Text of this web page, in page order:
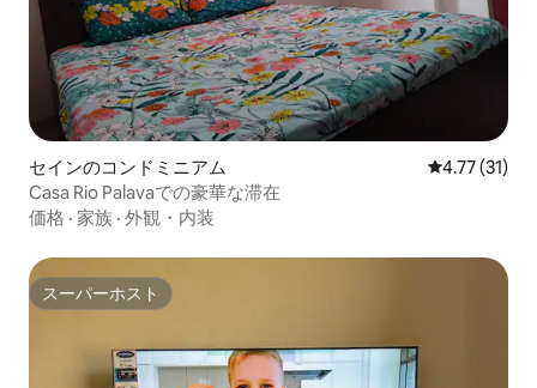
セインのコンドミニアム レビュー31
4.77 (31)
Casa Rio Palavaでの豪華な滞在
価格 · 家族 · 外観・内装
スーパーホスト
スーパーホスト